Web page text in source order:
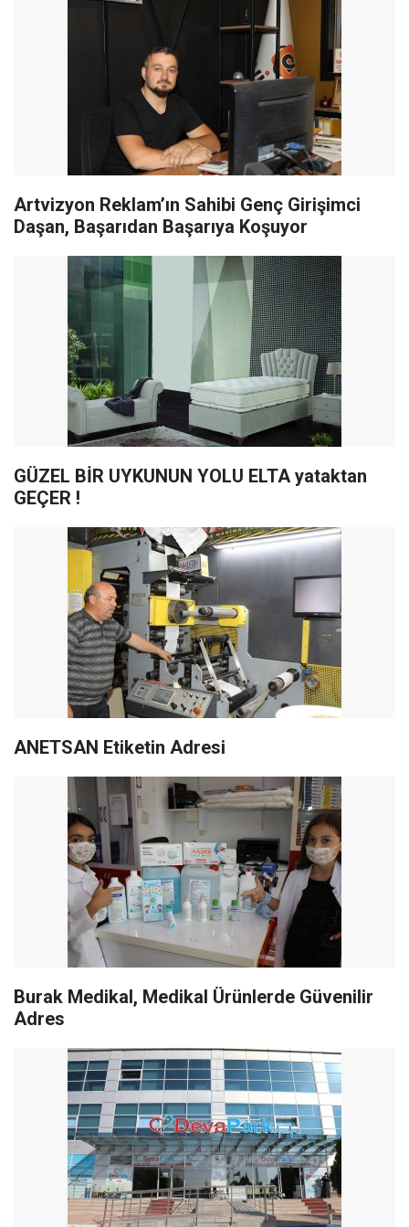
Artvizyon Reklam’ın Sahibi Genç Girişimci
Daşan, Başarıdan Başarıya Koşuyor
GÜZEL BİR UYKUNUN YOLU ELTA yataktan
GEÇER !
ANETSAN Etiketin Adresi
Burak Medikal, Medikal Ürünlerde Güvenilir
Adres